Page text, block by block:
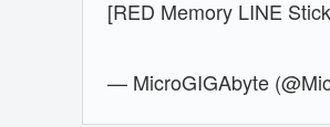
[RED Memory LINE
— MicroGIGAbyte